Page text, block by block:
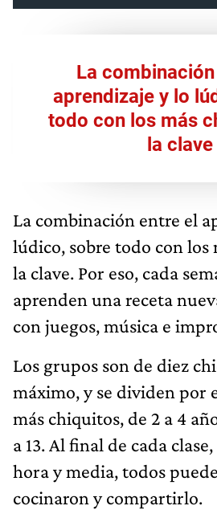
La
aprendizaje y lo
todo con los más
la clave
La combinación entre el
lúdico, sobre todo con los
la clave. Por eso, cada
aprenden una receta
con juegos, música e
Los grupos son de diez
máximo, y se dividen por
más chiquitos, de 2 a 4
a 13. Al final de cada
hora y media, todos
cocinaron y compartirlo.